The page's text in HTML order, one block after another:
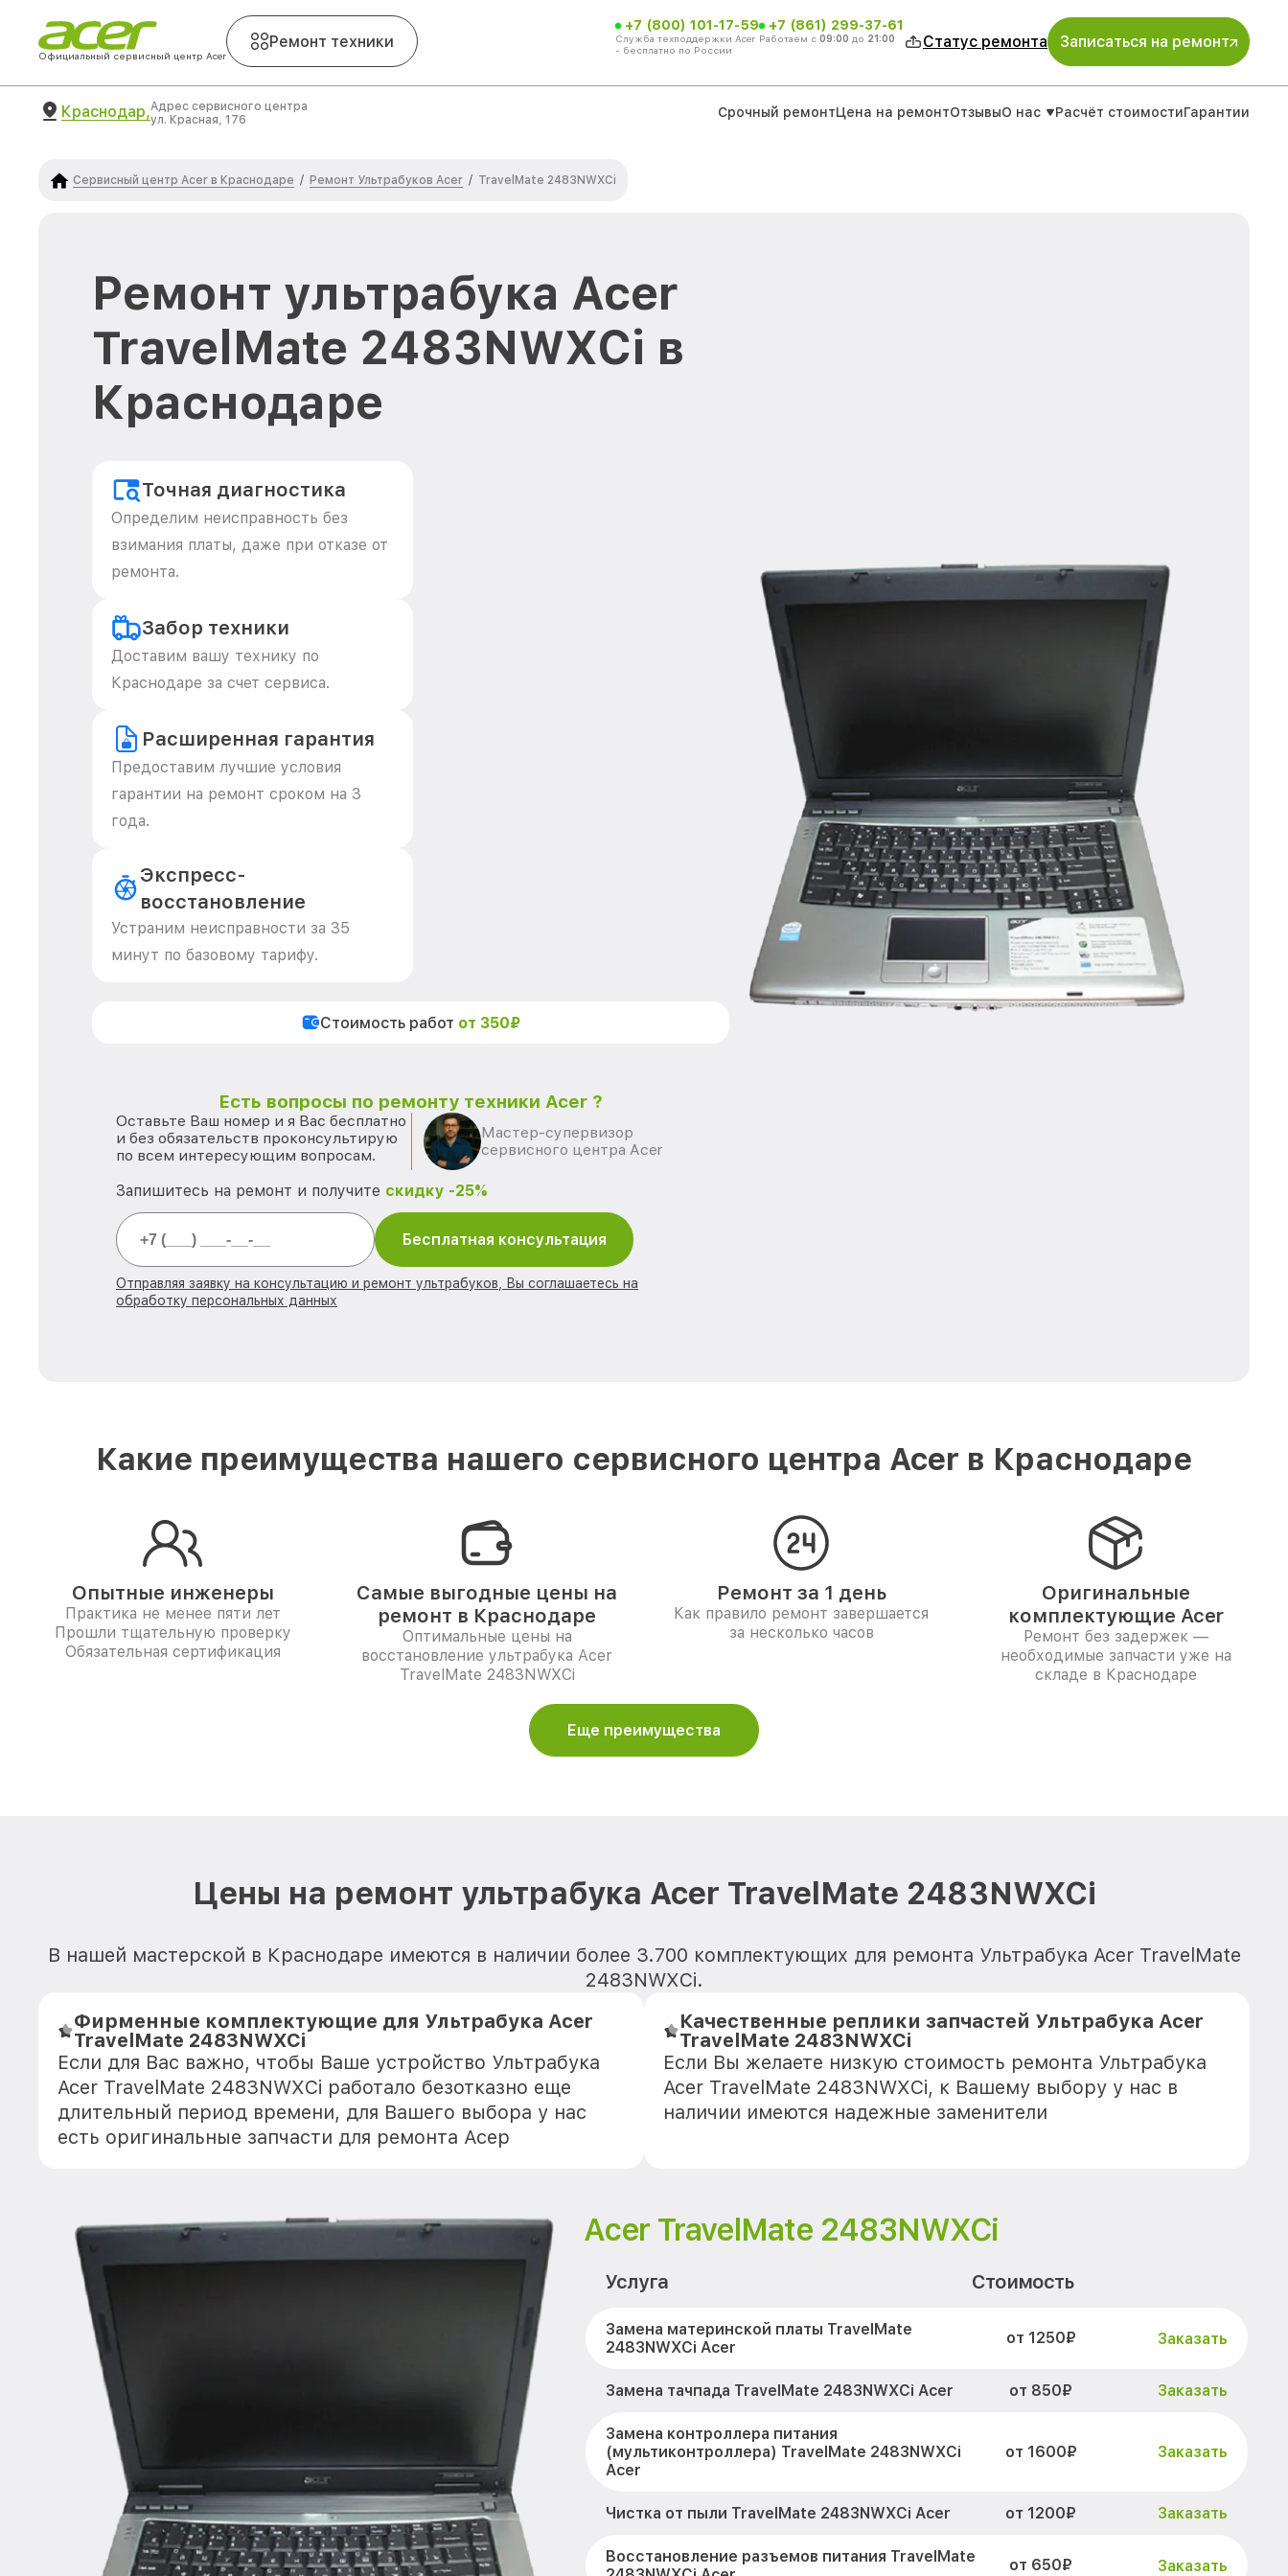
Официальный сервисный центр Acer
Ремонт техники
+7 (800) 101-17-59
Служба техподдержки Acer
- бесплатно по России
+7 (861) 299-37-61
Работаем с 09:00 до 21:00 Статус ремонта Записаться на ремонт
Краснодар,Адрес сервисного центра
ул. Красная, 176
Срочный ремонтЦена на ремонтОтзывыО нас Расчёт стоимостиГарантии
Сервисный центр Acer в Краснодаре / Ремонт Ультрабуков Acer / TravelMate 2483NWXCi
Ремонт ультрабука Acer
TravelMate 2483NWXCi в
Краснодаре
Точная диагностика
Определим неисправность без
взимания платы, даже при отказе от
ремонта.
Забор техники
Доставим вашу технику по
Краснодаре за счет сервиса.
Расширенная гарантия
Предоставим лучшие условия
гарантии на ремонт сроком на 3
года.
Экспресс-
восстановление
Устраним неисправности за 35
минут по базовому тарифу.
Стоимость работ от 350₽
Есть вопросы по ремонту техники Acer ?
Оставьте Ваш номер и я Вас бесплатно
и без обязательств проконсультирую
по всем интересующим вопросам.
Мастер-супервизор
сервисного центра Acer
Запишитесь на ремонт и получите скидку -25%
Бесплатная консультация
Отправляя заявку на консультацию и ремонт ультрабуков, Вы соглашаетесь на
обработку персональных данных
Какие преимущества нашего сервисного центра Acer в Краснодаре
Опытные инженеры
Практика не менее пяти лет
Прошли тщательную проверку
Обязательная сертификация
Самые выгодные цены на
ремонт в Краснодаре
Оптимальные цены на
восстановление ультрабука Acer
TravelMate 2483NWXCi
Ремонт за 1 день
Как правило ремонт завершается
за несколько часов
Оригинальные
комплектующие Acer
Ремонт без задержек —
необходимые запчасти уже на
складе в Краснодаре
Еще преимущества
Цены на ремонт ультрабука Acer TravelMate 2483NWXCi
В нашей мастерской в Краснодаре имеются в наличии более 3.700 комплектующих для ремонта Ультрабука Acer TravelMate
2483NWXCi.
Фирменные комплектующие для Ультрабука Acer
TravelMate 2483NWXCi
Если для Вас важно, чтобы Ваше устройство Ультрабука
Acer TravelMate 2483NWXCi работало безотказно еще
длительный период времени, для Вашего выбора у нас
есть оригинальные запчасти для ремонта Асер
Качественные реплики запчастей Ультрабука Acer
TravelMate 2483NWXCi
Если Вы желаете низкую стоимость ремонта Ультрабука
Acer TravelMate 2483NWXCi, к Вашему выбору у нас в
наличии имеются надежные заменители
Acer TravelMate 2483NWXCi
Услуга Стоимость
Замена материнской платы TravelMate
2483NWXCi Acer
от 1250₽ Заказать
Замена тачпада TravelMate 2483NWXCi Acer от 850₽ Заказать
Замена контроллера питания
(мультиконтроллера) TravelMate 2483NWXCi
Acer
от 1600₽ Заказать
Чистка от пыли TravelMate 2483NWXCi Acer от 1200₽ Заказать
Восстановление разъемов питания TravelMate
от 650₽ Заказать